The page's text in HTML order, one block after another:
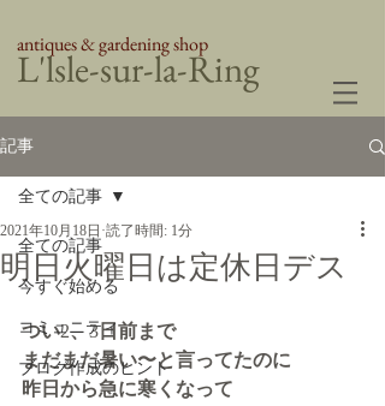
​L'lsle-sur-la-Ring
antiques & gardening shop
記事
全ての記事
今すぐ始める
コミュニティ
ブログ作成のヒント
全ての記事
明日火曜日は定休日デス
2021年10月18日 読了時間: 1分
つい2、3日前まで
まだまだ暑い〜と言ってたのに
昨日から急に寒くなって